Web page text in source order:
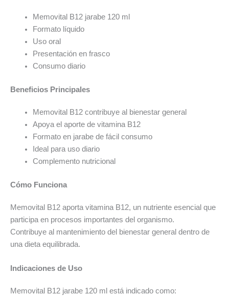
Memovital B12 jarabe 120 ml
Formato líquido
Uso oral
Presentación en frasco
Consumo diario
Beneficios Principales
Memovital B12 contribuye al bienestar general
Apoya el aporte de vitamina B12
Formato en jarabe de fácil consumo
Ideal para uso diario
Complemento nutricional
Cómo Funciona
Memovital B12 aporta vitamina B12, un nutriente esencial que
participa en procesos importantes del organismo.
Contribuye al mantenimiento del bienestar general dentro de
una dieta equilibrada.
Indicaciones de Uso
Memovital B12 jarabe 120 ml está indicado como: